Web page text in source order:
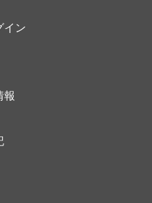
イン
報